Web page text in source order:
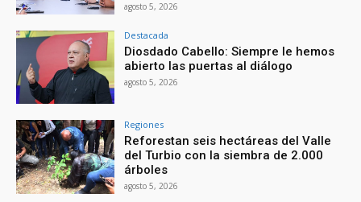
agosto 5, 2026
Destacada
Diosdado Cabello: Siempre le hemos
abierto las puertas al diálogo
agosto 5, 2026
Regiones
Reforestan seis hectáreas del Valle
del Turbio con la siembra de 2.000
árboles
agosto 5, 2026